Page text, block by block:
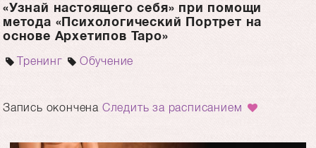
«Узнай настоящего себя» при помощи
метода «Психологический Портрет на
основе Архетипов Таро»
Тренинг Обучение
Запись окончена Следить за расписанием